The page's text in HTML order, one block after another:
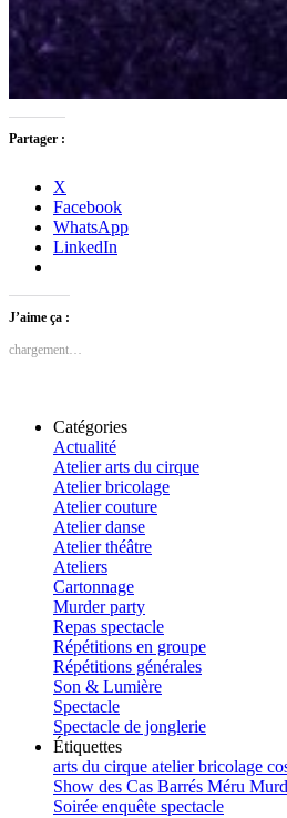
Partager :
X
Facebook
WhatsApp
LinkedIn
J’aime ça :
chargement…
Catégories
Actualité
Atelier arts du cirque
Atelier bricolage
Atelier couture
Atelier danse
Atelier théâtre
Ateliers
Cartonnage
Murder party
Repas spectacle
Répétitions en groupe
Répétitions générales
Son & Lumière
Spectacle
Spectacle de jonglerie
Étiquettes
arts du cirque atelierbricolage
Show des Cas Barrés Méru
Soirée enquête spectacle